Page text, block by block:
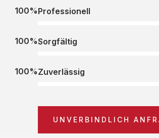
Professionell
100%
Sorgfältig
100%
Zuverlässig
100%
UNVERBINDLICH